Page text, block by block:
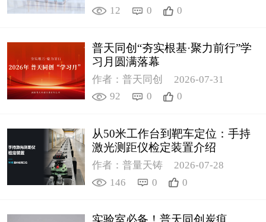
12
0 0
普天同创“夯实根基·聚力前行”学
习月圆满落幕
作者：普天同创
2026-07-31
92
0 0
从50米工作台到靶车定位：手持
激光测距仪检定装置介绍
作者：普量天铸
2026-07-28
146
0 0